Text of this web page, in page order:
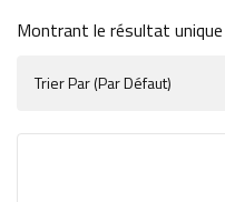
Montrant le résultat unique
Trier Par (par Défaut)